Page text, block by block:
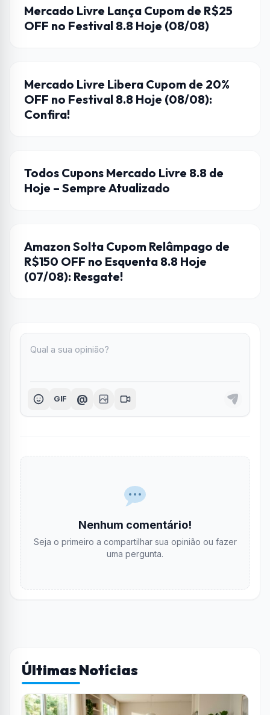
CUPONS DE DESCONTO
Mercado Livre Lança Cupom de R$25
OFF no Festival 8.8 Hoje (08/08)
CUPONS DE DESCONTO
Mercado Livre Libera Cupom de 20%
OFF no Festival 8.8 Hoje (08/08):
Confira!
CUPONS DE DESCONTO
Todos Cupons Mercado Livre 8.8 de
Hoje – Sempre Atualizado
AMAZON
Amazon Solta Cupom Relâmpago de
R$150 OFF no Esquenta 8.8 Hoje
(07/08): Resgate!
GIF @
Nenhum comentário!
Seja o primeiro a compartilhar sua opinião ou fazer
uma pergunta.
Últimas Notícias